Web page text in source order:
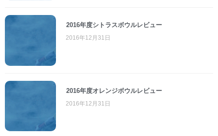
2016年度シトラスボウルレビュー
2016年12月31日
2016年度オレンジボウルレビュー
2016年12月31日